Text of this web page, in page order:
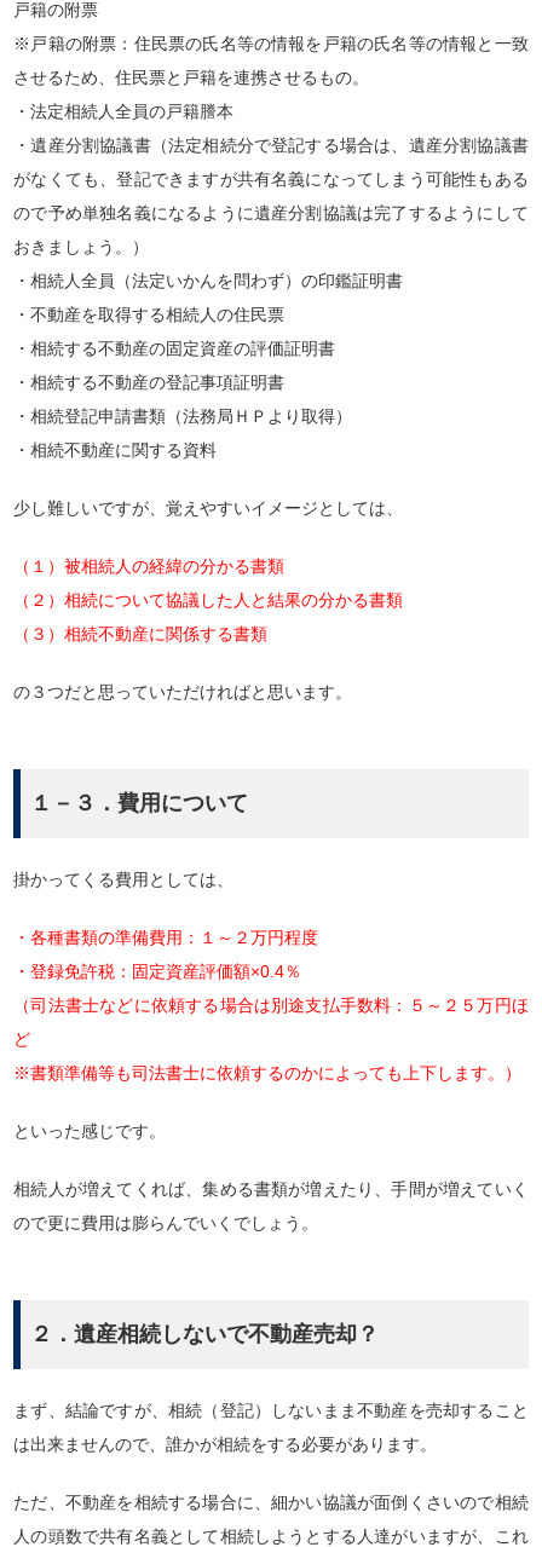
戸籍の附票
※戸籍の附票：住民票の氏名等の情報を戸籍の氏名等の情報と一致
させるため、住民票と戸籍を連携させるもの。
・法定相続人全員の戸籍謄本
・遺産分割協議書（法定相続分で登記する場合は、遺産分割協議書
がなくても、登記できますが共有名義になってしまう可能性もある
ので予め単独名義になるように遺産分割協議は完了するようにして
おきましょう。）
・相続人全員（法定いかんを問わず）の印鑑証明書
・不動産を取得する相続人の住民票
・相続する不動産の固定資産の評価証明書
・相続する不動産の登記事項証明書
・相続登記申請書類（法務局ＨＰより取得）
・相続不動産に関する資料
少し難しいですが、覚えやすいイメージとしては、
（１）被相続人の経緯の分かる書類
（２）相続について協議した人と結果の分かる書類
（３）相続不動産に関係する書類
の３つだと思っていただければと思います。
１－３．費用について
掛かってくる費用としては、
・各種書類の準備費用：１～２万円程度
・登録免許税：固定資産評価額×0.4％
（司法書士などに依頼する場合は別途支払手数料：５～２５万円ほ
ど
※書類準備等も司法書士に依頼するのかによっても上下します。）
といった感じです。
相続人が増えてくれば、集める書類が増えたり、手間が増えていく
ので更に費用は膨らんでいくでしょう。
２．遺産相続しないで不動産売却？
まず、結論ですが、相続（登記）しないまま不動産を売却すること
は出来ませんので、誰かが相続をする必要があります。
ただ、不動産を相続する場合に、細かい協議が面倒くさいので相続
人の頭数で共有名義として相続しようとする人達がいますが、これ